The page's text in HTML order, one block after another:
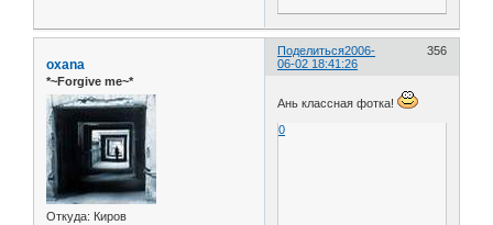
Поделиться 356
2006-
06-02 18:41:26
oxana
*~Forgive me~*
Откуда: Киров
Ань классная фотка!
0